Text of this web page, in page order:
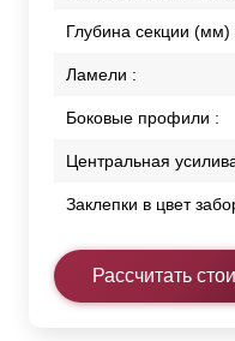
Глубина секции (мм)
Ламели :
Боковые профили :
Центральная
Заклепки в цвет
Рассчитать